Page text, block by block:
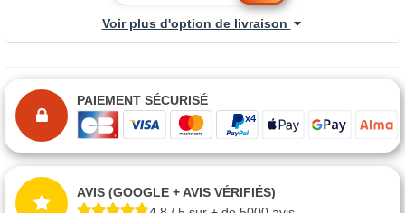
Voir plus d'option de livraison
PAIEMENT SÉCURISÉ
AVIS (GOOGLE + AVIS VÉRIFIÉS)